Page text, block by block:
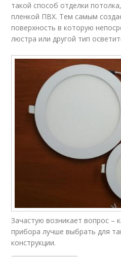
такой способ отделки
пленкой ПВХ. Тем самым
поверхность в которую
люстра или другой тип
Зачастую возникает вопрос –
прибора лучше выбрать для
конструкции.